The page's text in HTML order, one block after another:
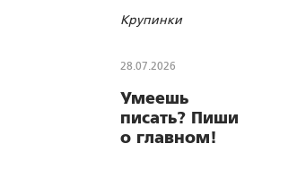
Крупинки
28.07.2026
Умеешь
писать? Пиши
о главном!